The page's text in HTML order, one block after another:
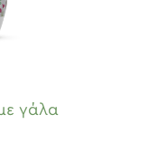
γάλα